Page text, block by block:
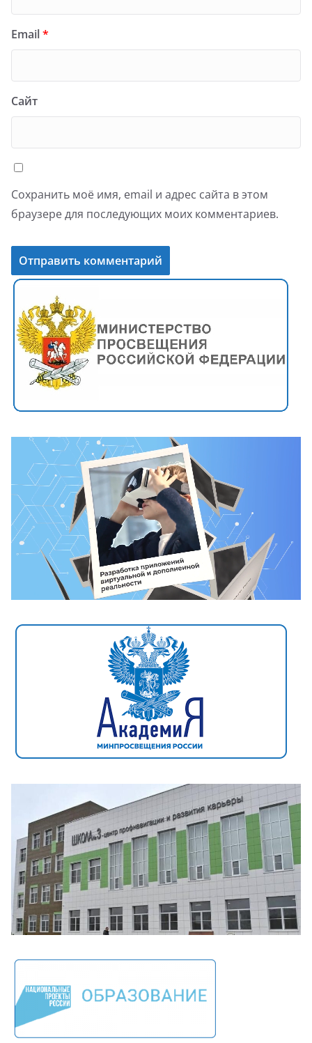
Email*
Сайт
Сохранить моё имя, email и адрес сайта в этом
браузере для последующих моих комментариев.